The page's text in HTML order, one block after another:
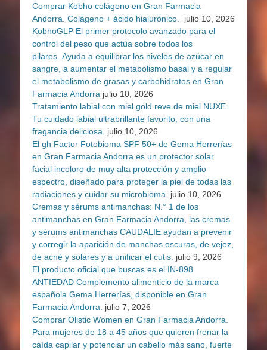
Comprar Kobho colágeno en Gran Farmacia
Andorra. Colágeno + ácido hialurónico.
julio 10, 2026
KobhoGLP El primer protocolo avanzado para el
control del peso que actúa sobre todos los
pilares. Ayuda a equilibrar los niveles de azúcar en
sangre, a aumentar el metabolismo basal y a regular
el metabolismo de grasas y carbohidratos en Gran
Farmacia Andorra julio 10, 2026
Tratamiento labial con miel gold reve de miel NUXE
Tu cuidado labial ultrabrillante favorito, con una
fragancia deliciosa.
julio 10, 2026
El gh Factor Fotobioma SPF 50+ de Gema Herrerías
en Gran Farmacia Andorra es un protector solar
facial incoloro de muy alta protección y amplio
espectro, diseñado para proteger la piel de todas las
radiaciones y cuidar su microbioma.
julio 10, 2026
Cremas y sérums antimanchas: N.° 1 de los
antimanchas en Gran Farmacia Andorra, las cremas
y sérums antimanchas CAUDALIE ayudan a prevenir
y corregir la aparición de manchas oscuras, de vejez,
de acné y solares y a unificar el cutis. julio 9, 2026
El producto oficial que buscas es el IN-898
ANTIEDAD Complemento alimenticio de la marca
española Gema Herrerías, disponible en Gran
Farmacia Andorra.
julio 7, 2026
Comprar Olistic Women en Gran Farmacia Andorra.
Para mujeres de 18 a 45 años que quieren frenar la
caída capilar y potenciar un cabello más sano, fuerte